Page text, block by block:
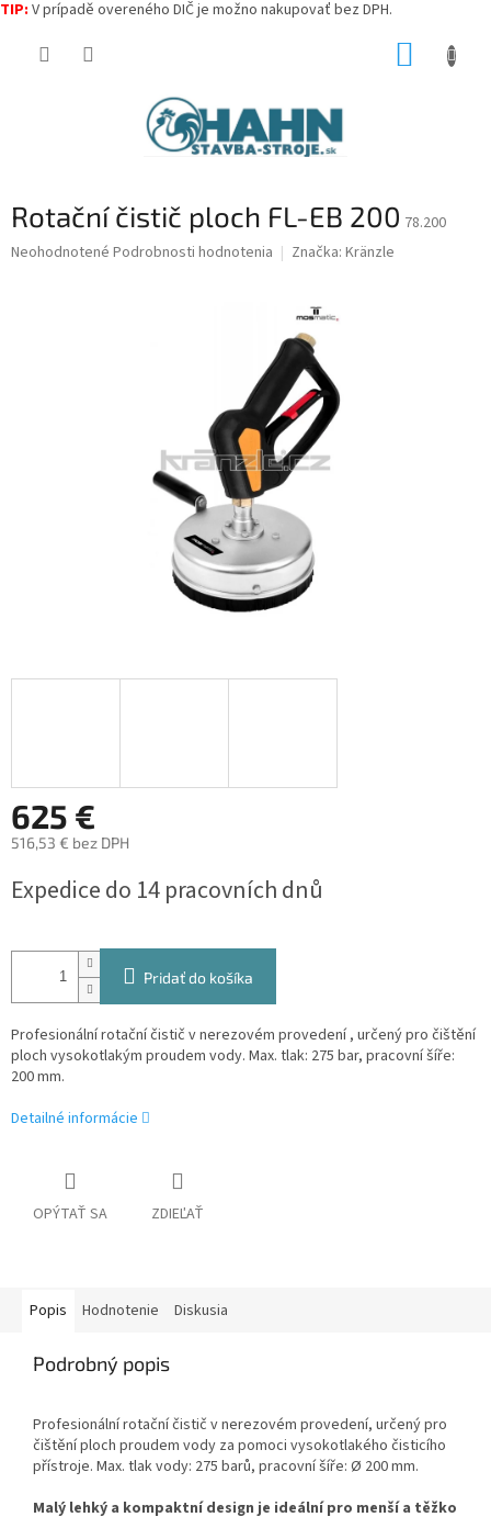
TIP: V prípadě overeného DIČ je možno nakupovať bez DPH.
Rotační čistič ploch FL-EB 200 78.200
Priemerné
Neohodnotené Podrobnosti hodnotenia Značka: Kränzle
625 €
516,53 € bez DPH
cena:
Expedice do 14 pracovních dnů
Pridať do košíka
Profesionální rotační čistič v nerezovém provedení , určený pro čištění
ploch vysokotlakým proudem vody. Max. tlak: 275 bar, pracovní šíře:
200 mm.
Detailné informácie
OPÝTAŤ SA ZDIEĽAŤ
Popis Hodnotenie Diskusia
Podrobný popis
Profesionální rotační čistič v nerezovém provedení, určený pro
čištění ploch proudem vody za pomoci vysokotlakého čisticího
přístroje. Max. tlak vody: 275 barů, pracovní šíře: Ø 200 mm.
Malý lehký a kompaktní design je ideální pro menší a těžko